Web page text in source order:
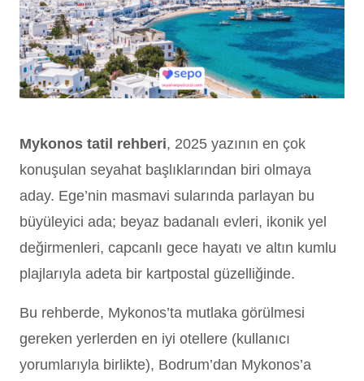
Mykonos tatil rehberi, 2025 yazının en çok
konuşulan seyahat başlıklarından biri olmaya
aday. Ege’nin masmavi sularında parlayan bu
büyüleyici ada; beyaz badanalı evleri, ikonik yel
değirmenleri, capcanlı gece hayatı ve altın kumlu
plajlarıyla adeta bir kartpostal güzelliğinde.
Bu rehberde, Mykonos’ta mutlaka görülmesi
gereken yerlerden en iyi otellere (kullanıcı
yorumlarıyla birlikte), Bodrum’dan Mykonos’a